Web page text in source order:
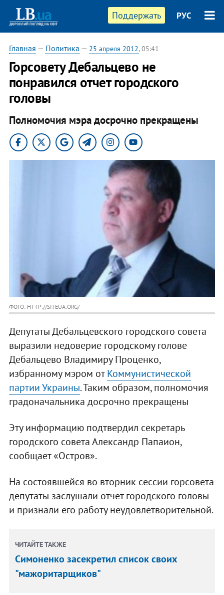
Поддержать РУС
Главная — Политика — 25 апреля 2012, 05:41
​Горсовету Дебальцево не
понравился отчет городского
головы
Полномочия мэра досрочно прекращены
ФОТО: HTTP://SITEUA.ORG/
Депутаты Дебальцевского городского совета
выразили недоверие городскому голове
Дебальцево Владимиру Проценко,
избранному мэром отКоммунистической
партии Украины. Таким образом, полномочия
градоначальника досрочно прекращены
Эту информацию подтвердил секретарь
городского совета Александр Папаион,
сообщает «Остров».
На состоявшейся во вторник сессии горсовета
депутаты заслушали отчет городского головы
и признали его работу неудовлетворительной.
ЧИТАЙТЕ ТАКЖЕ
Симоненко засекретил список своих
"мажоритарщиков"